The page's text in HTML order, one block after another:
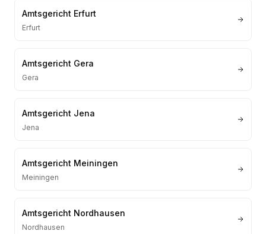
Amtsgericht Erfurt
Erfurt
Amtsgericht Gera
Gera
Amtsgericht Jena
Jena
Amtsgericht Meiningen
Meiningen
Amtsgericht Nordhausen
Nordhausen